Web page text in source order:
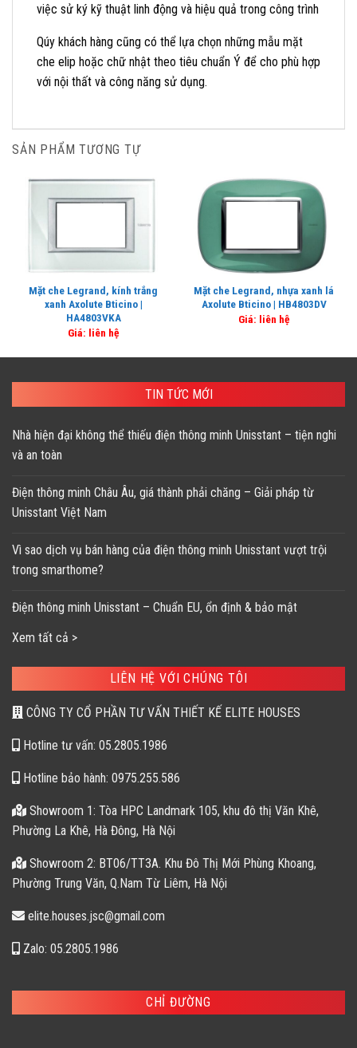
việc sử ký kỹ thuật linh động và hiệu quả trong công trình
Qúy khách hàng cũng có thể lựa chọn những mẫu mặt
che elip hoặc chữ nhật theo tiêu chuẩn Ý để cho phù hợp
với nội thất và công năng sử dụng.
SẢN PHẨM TƯƠNG TỰ
Mặt che Legrand, kính trắng
xanh Axolute Bticino |
HA4803VKA
Giá: liên hệ
Mặt che Legrand, nhựa xanh lá
Axolute Bticino | HB4803DV
Giá: liên hệ
TIN TỨC MỚI
Nhà hiện đại không thể thiếu điện thông minh Unisstant – tiện nghi
và an toàn
Điện thông minh Châu Âu, giá thành phải chăng – Giải pháp từ
Unisstant Việt Nam
Vì sao dịch vụ bán hàng của điện thông minh Unisstant vượt trội
trong smarthome?
Điện thông minh Unisstant – Chuẩn EU, ổn định & bảo mật
Xem tất cả >
LIÊN HỆ VỚI CHÚNG TÔI
CÔNG TY CỔ PHẦN TƯ VẤN THIẾT KẾ ELITE HOUSES
Hotline tư vấn: 05.2805.1986
Hotline bảo hành: 0975.255.586
Showroom 1: Tòa HPC Landmark 105, khu đô thị Văn Khê,
Phường La Khê, Hà Đông, Hà Nội
Showroom 2: BT06/TT3A. Khu Đô Thị Mới Phùng Khoang,
Phường Trung Văn, Q.Nam Từ Liêm, Hà Nội
elite.houses.jsc@gmail.com
Zalo: 05.2805.1986
CHỈ ĐƯỜNG